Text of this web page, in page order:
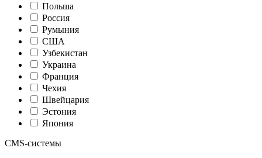
Польша
Россия
Румыния
США
Узбекистан
Украина
Франция
Чехия
Швейцария
Эстония
Япония
CMS-системы